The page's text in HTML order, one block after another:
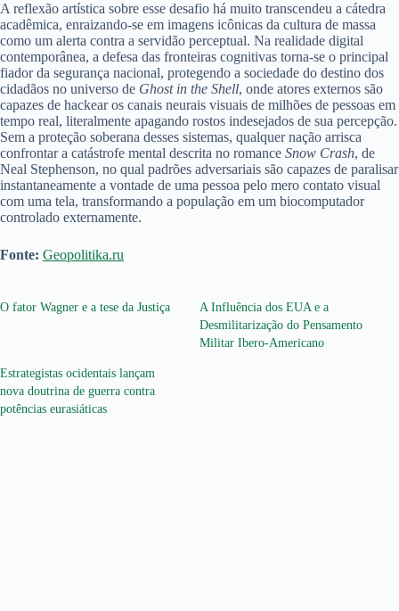
A reflexão artística sobre esse desafio há muito transcendeu a cátedra
acadêmica, enraizando-se em imagens icônicas da cultura de massa
como um alerta contra a servidão perceptual. Na realidade digital
contemporânea, a defesa das fronteiras cognitivas torna-se o principal
fiador da segurança nacional, protegendo a sociedade do destino dos
cidadãos no universo de Ghost in the Shell, onde atores externos são
capazes de hackear os canais neurais visuais de milhões de pessoas em
tempo real, literalmente apagando rostos indesejados de sua percepção.
Sem a proteção soberana desses sistemas, qualquer nação arrisca
confrontar a catástrofe mental descrita no romance Snow Crash, de
Neal Stephenson, no qual padrões adversariais são capazes de paralisar
instantaneamente a vontade de uma pessoa pelo mero contato visual
com uma tela, transformando a população em um biocomputador
controlado externamente.
Fonte: Geopolitika.ru
O fator Wagner e a tese da Justiça
A Influência dos EUA e a
Desmilitarização do Pensamento
Militar Ibero-Americano
Estrategistas ocidentais lançam
nova doutrina de guerra contra
potências eurasiáticas